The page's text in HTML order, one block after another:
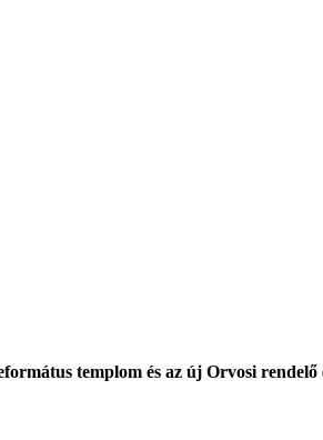
templom és az új Orvosi